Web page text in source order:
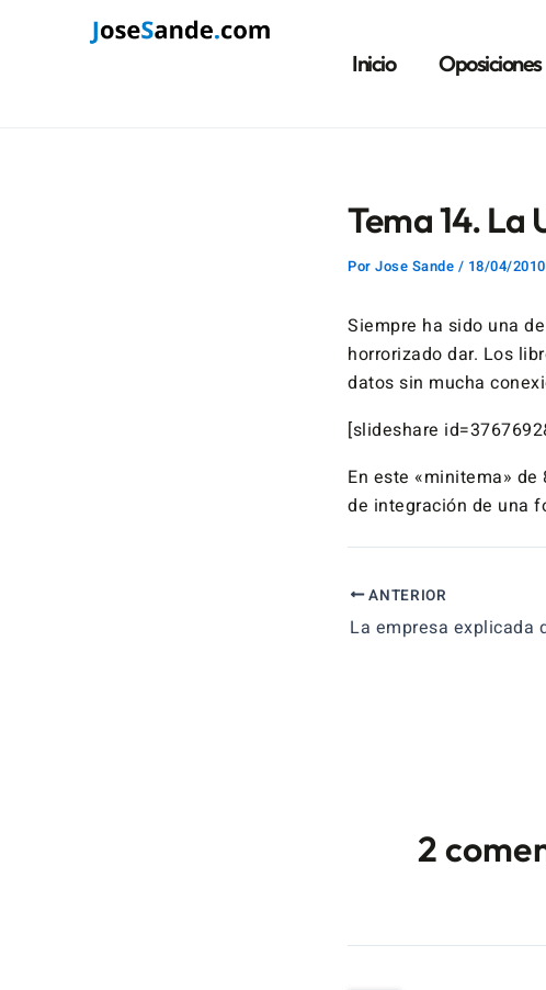
Inicio Oposiciones
Tema 14. La
Por Jose Sande / 18/04/2010
Siempre ha sido una
horrorizado dar. Los
datos sin mucha
[slideshare
En este «minitema»
de integración de una
entradas
ANTERIOR
2